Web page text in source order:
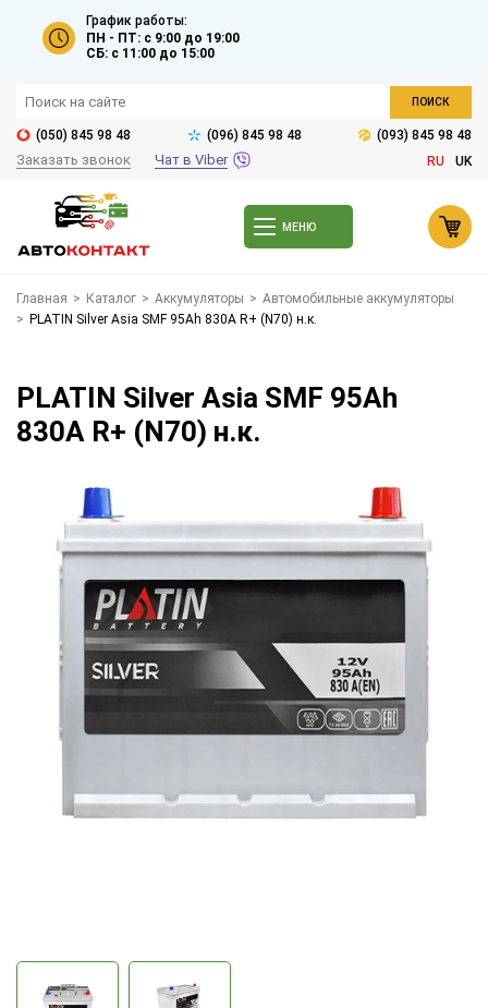
График работы:
ПН - ПТ: с 9:00 до 19:00
СБ: с 11:00 до 15:00
ПОИСК
(050) 845 98 48 (096) 845 98 48 (093) 845 98 48
Заказать звонок Чат в Viber RU UK
МЕНЮ
Главная > Каталог > Аккумуляторы > Автомобильные аккумуляторы
> PLATIN Silver Asia SMF 95Ah 830A R+ (N70) н.к.
PLATIN Silver Asia SMF 95Ah
830A R+ (N70) н.к.